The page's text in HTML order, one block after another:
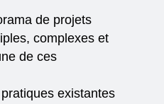
de projets
complexes et
de ces
existantes